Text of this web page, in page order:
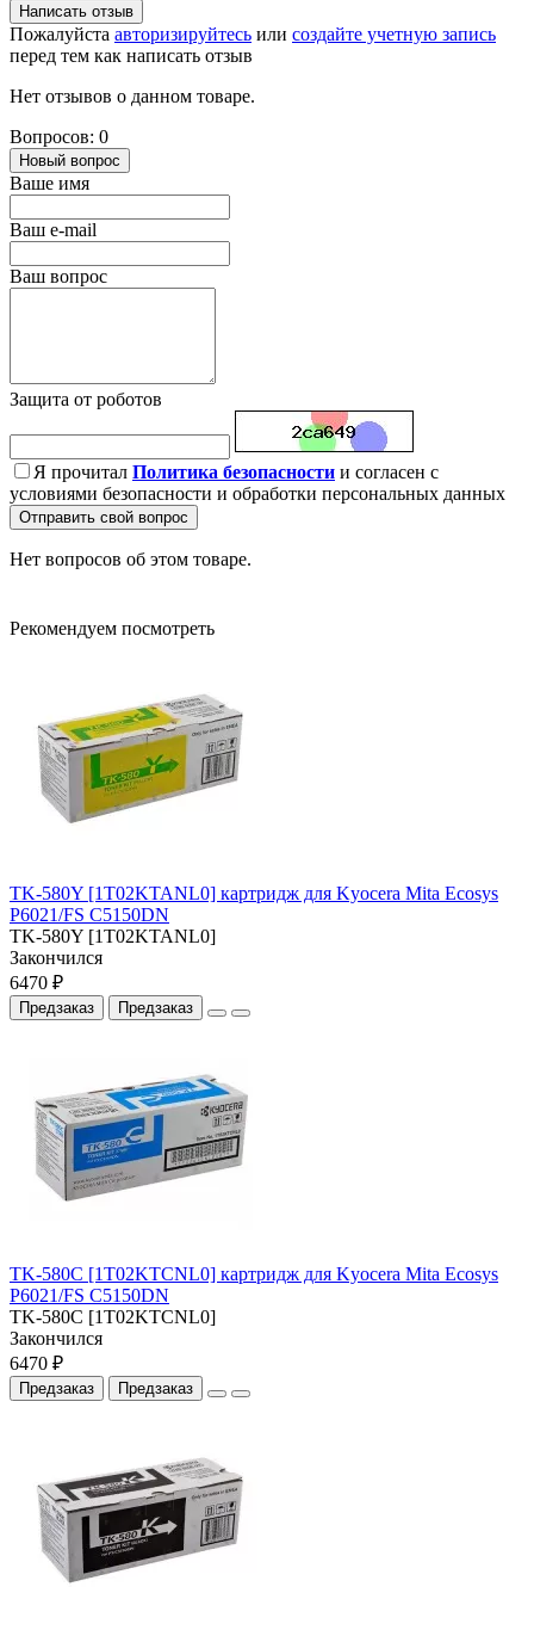
Написать отзыв
Пожалуйста авторизируйтесь или создайте учетную запись
перед тем как написать отзыв
Нет отзывов о данном товаре.
Вопросов: 0
Новый вопрос
Ваше имя
Ваш e-mail
Ваш вопрос
Защита от роботов
Я прочитал Политика безопасности и согласен с
условиями безопасности и обработки персональных данных
Отправить свой вопрос
Нет вопросов об этом товаре.
Рекомендуем посмотреть
TK-580Y [1T02KTANL0] картридж для Kyocera Mita Ecosys
P6021/FS C5150DN
TK-580Y [1T02KTANL0]
Закончился
6470 ₽
Предзаказ Предзаказ
TK-580C [1T02KTCNL0] картридж для Kyocera Mita Ecosys
P6021/FS C5150DN
TK-580C [1T02KTCNL0]
Закончился
6470 ₽
Предзаказ Предзаказ